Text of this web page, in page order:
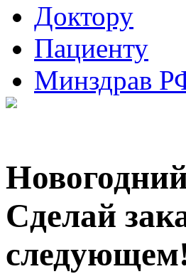
Доктору
Пациенту
Минздрав
Сделай